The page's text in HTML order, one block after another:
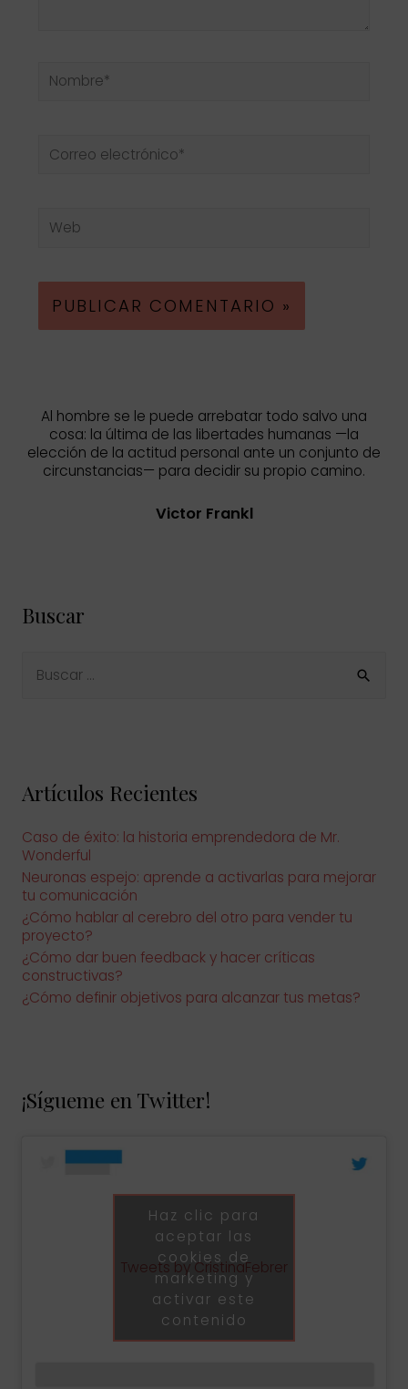
electrónico*
Al hombre se le puede arrebatar todo salvo una
cosa: la última de las libertades humanas —la
elección de la actitud personal ante un conjunto de
circunstancias— para decidir su propio camino.
Victor Frankl
Buscar
o
rArtículos Recientes
Caso de éxito: la historia emprendedora de Mr.
Wonderful
Neuronas espejo: aprende a activarlas para mejorar
tu comunicación
¿Cómo hablar al cerebro del otro para vender tu
proyecto?
¿Cómo dar buen feedback y hacer críticas
constructivas?
¿Cómo definir objetivos para alcanzar tus metas?
¡Sígueme en Twitter!
Tweets by CristinaFebrer
Haz clic para
aceptar las
cookies de
marketing y
activar este
contenido